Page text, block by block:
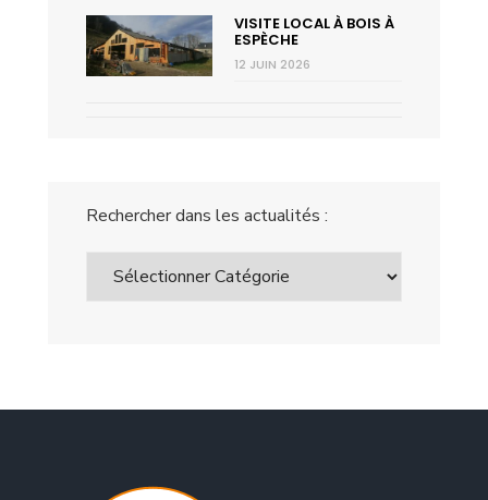
VISITE LOCAL À BOIS À
ESPÈCHE
12 JUIN 2026
Rechercher dans les actualités :